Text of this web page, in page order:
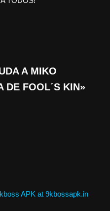
A MIKO
DE FOOL´S KIN»
APK at 9kbossapk.in